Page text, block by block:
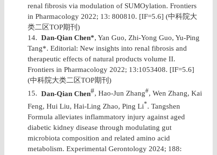
renal fibrosis via modulation of SUMOylation. Frontiers
in Pharmacology 2022; 13: 800810. [IF=5.6] (中科院大
类二区TOP期刊 )
14. Dan-Qian Chen*, Yan Guo, Zhi-Yong Guo, Yu-Ping
Tang*. Editorial: New insights into renal fibrosis and
therapeutic effects of natural products volume II.
Frontiers in Pharmacology 2022; 13:1053408. [IF=5.6]
(中科院大类二区TOP期刊 )
15. Dan-Qian Chen#, Hao-Jun Zhang#, Wen Zhang, Kai
Feng, Hui Liu, Hai-Ling Zhao, Ping Li*. Tangshen
Formula alleviates inflammatory injury against aged
diabetic kidney disease through modulating gut
microbiota composition and related amino acid
metabolism. Experimental Gerontology 2024; 188: